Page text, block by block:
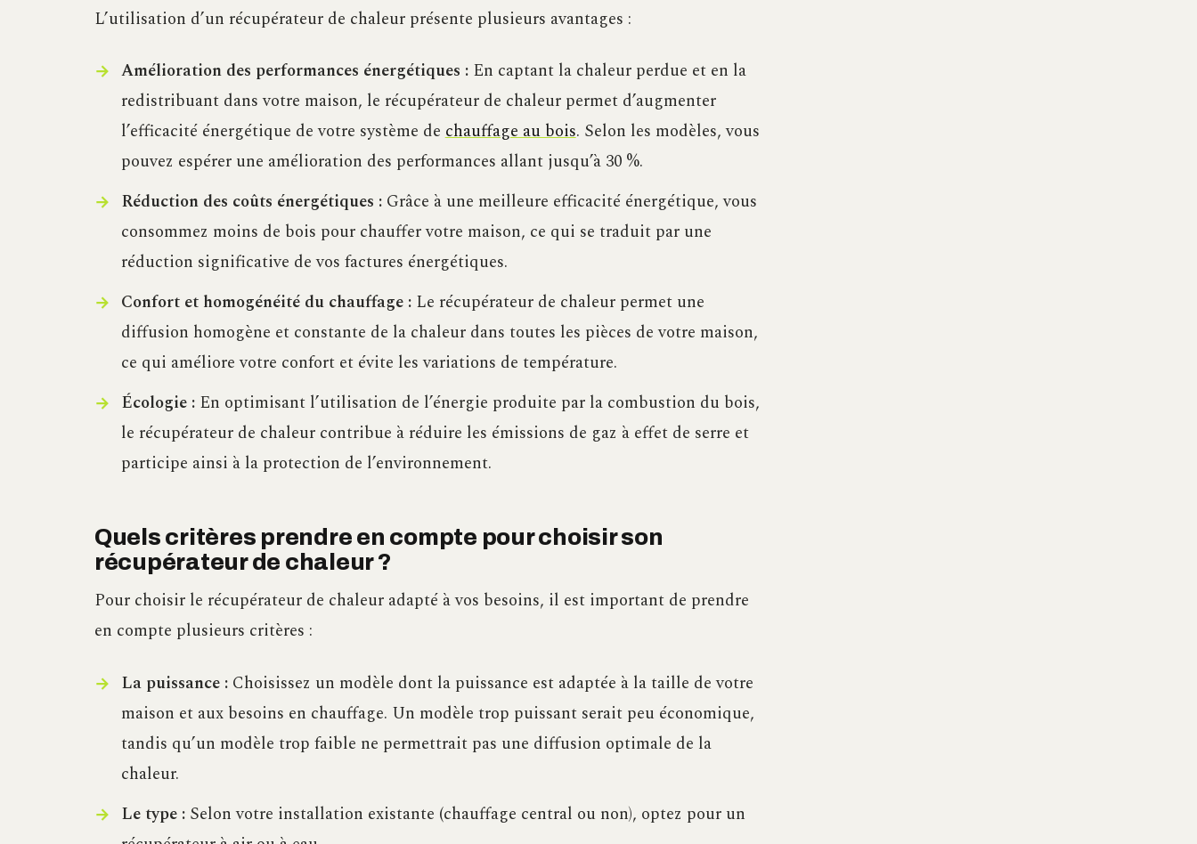
L’utilisation d’un récupérateur de chaleur présente plusieurs avantages :
Amélioration des performances énergétiques :En captant la chaleur perdue et en la
redistribuant dans votre maison, le récupérateur de chaleur permet d’augmenter
l’efficacité énergétique de votre système dechauffage au bois. Selon les modèles, vous
pouvez espérer une amélioration des performances allant jusqu’à 30 %.
Réduction des coûts énergétiques :Grâce à une meilleure efficacité énergétique, vous
consommez moins de bois pour chauffer votre maison, ce qui se traduit par une
réduction significative de vos factures énergétiques.
Confort et homogénéité du chauffage :Le récupérateur de chaleur permet une
diffusion homogène et constante de la chaleur dans toutes les pièces de votre maison,
ce qui améliore votre confort et évite les variations de température.
Écologie :En optimisant l’utilisation de l’énergie produite par la combustion du bois,
le récupérateur de chaleur contribue à réduire les émissions de gaz à effet de serre et
participe ainsi à la protection de l’environnement.
Quels critères prendre en compte pour choisir son
récupérateur de chaleur ?
Pour choisir le récupérateur de chaleur adapté à vos besoins, il est important de prendre
en compte plusieurs critères :
La puissance :Choisissez un modèle dont la puissance est adaptée à la taille de votre
maison et aux besoins en chauffage. Un modèle trop puissant serait peu économique,
tandis qu’un modèle trop faible ne permettrait pas une diffusion optimale de la
chaleur.
Le type :Selon votre installation existante (chauffage central ou non), optez pour un